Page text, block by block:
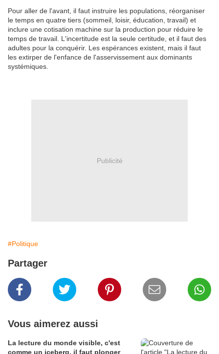
Pour aller de l'avant, il faut instruire les populations, réorganiser
le temps en quatre tiers (sommeil, loisir, éducation, travail) et
inclure une cotisation machine sur la production pour réduire le
temps de travail. L'incertitude est la seule certitude, et il faut des
adultes pour la conquérir. Les espérances existent, mais il faut
les extirper de l'enfance de l'asservissement aux dominants
systémiques.
Publicité
#Politique
Partager
Vous aimerez aussi
La lecture du monde visible, c'est
comme un iceberg, il faut plonger